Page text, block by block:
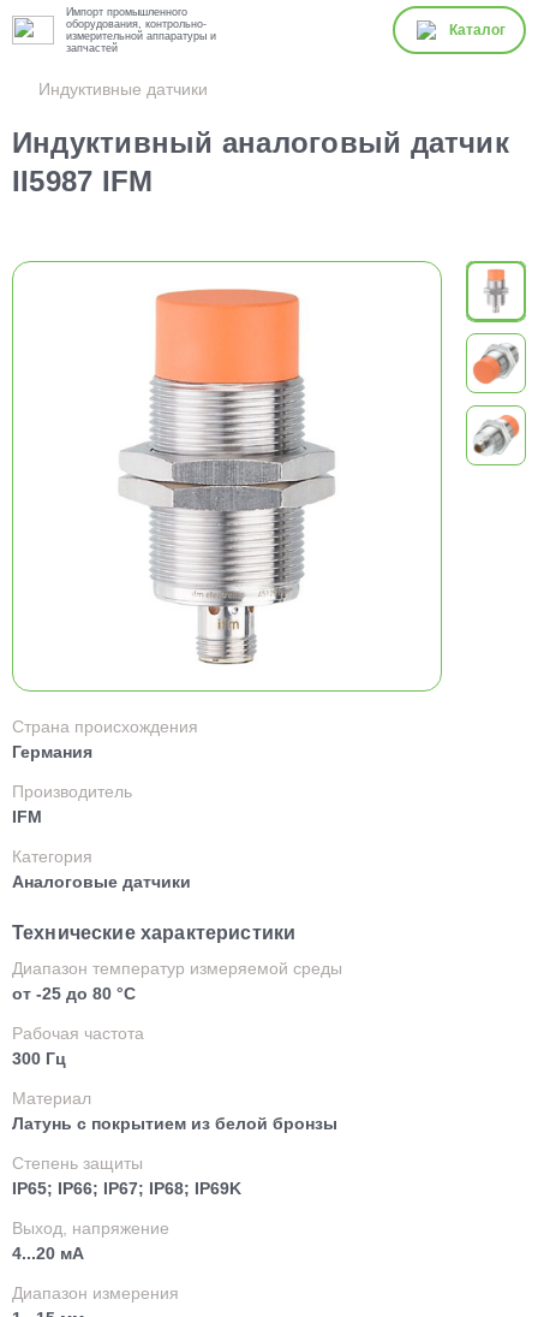
Импорт промышленного
оборудования, контрольно-
измерительной аппаратуры и
запчастей
Каталог
Индуктивные датчики
Индуктивный аналоговый датчик
II5987 IFM
Страна происхождения
Германия
Производитель
IFM
Категория
Аналоговые датчики
Технические характеристики
Диапазон температур измеряемой среды
от -25 до 80 °C
Рабочая частота
300 Гц
Материал
Латунь с покрытием из белой бронзы
Степень защиты
IP65; IP66; IP67; IP68; IP69K
Выход, напряжение
4...20 мА
Диапазон измерения